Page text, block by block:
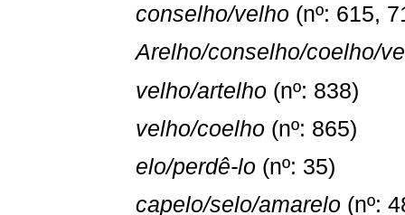
conselho/velho (nº: 615,
Arelho/conselho/coelho/
velho/artelho (nº: 838)
velho/coelho (nº: 865)
elo/perdê-lo (nº: 35)
capelo/selo/amarelo (nº: